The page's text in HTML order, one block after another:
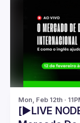
Mon, Feb 12th ·
[▶️LIVE